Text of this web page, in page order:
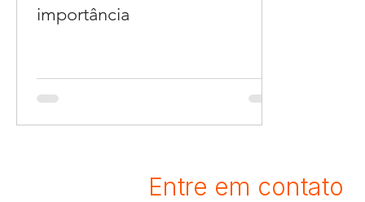
importância
Entre em contato